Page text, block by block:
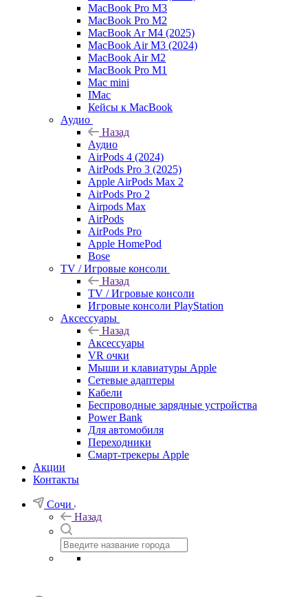
MacBook Pro M3
MacBook Pro M2
MacBook Ar M4 (2025)
MacBook Air M3 (2024)
MacBook Air M2
MacBook Pro M1
Mac mini
IMac
Кейсы к MacBook
Аудио
Назад
Аудио
AirPods 4 (2024)
AirPods Pro 3 (2025)
Apple AirPods Max 2
AirPods Pro 2
Airpods Max
AirPods
AirPods Pro
Apple HomePod
Bose
TV / Игровые консоли
Назад
TV / Игровые консоли
Игровые консоли PlayStation
Аксессуары
Назад
Аксессуары
VR очки
Мыши и клавиатуры Apple
Сетевые адаптеры
Кабели
Беспроводные зарядные устройства
Power Bank
Для автомобиля
Переходники
Смарт-трекеры Apple
Акции
Контакты
Сочи
Назад